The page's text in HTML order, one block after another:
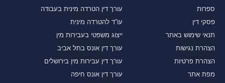
ספרות
פסקי דין
תנאי שימוש באתר
הצהרת נגישות
הצהרת פרטיות
מפת אתר
עורך דין הטרדה מינית בעבודה
עו”ד להטרדה מינית
ייצוג משפטי בעבירות מין
עורך דין אונס בתל אביב
עורך דין עבירות מין בירושלים
עורך דין אונס חיפה